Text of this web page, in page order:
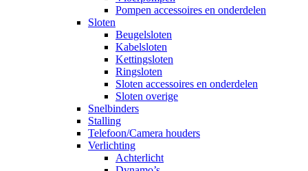
Pompen accessoires en onderdelen
Sloten
Beugelsloten
Kabelsloten
Kettingsloten
Ringsloten
Sloten accessoires en onderdelen
Sloten overige
Snelbinders
Stalling
Telefoon/Camera houders
Verlichting
Achterlicht